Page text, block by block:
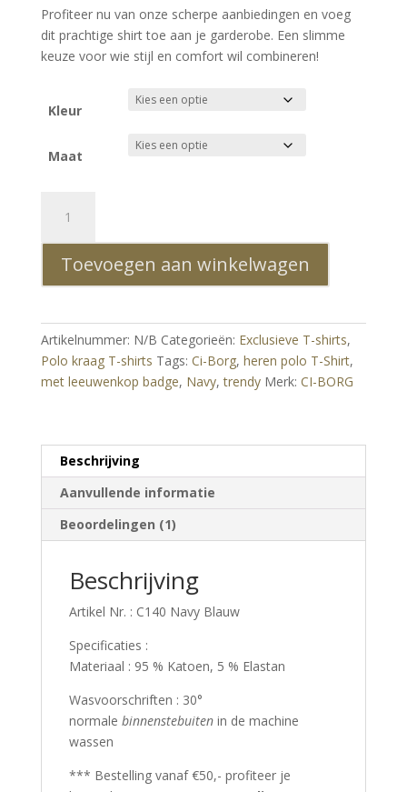
Profiteer nu van onze scherpe aanbiedingen en voeg
dit prachtige shirt toe aan je garderobe. Een slimme
keuze voor wie stijl en comfort wil combineren!
Kleur
Maat
Borg
Heren
Polo
T-
met
Leeuwenkop
Badge
–
aantal
Toevoegen aan winkelwagen
Artikelnummer: N/B Categorieën: Exclusieve T-shirts,
Polo kraag T-shirts Tags: Ci-Borg, heren polo T-Shirt,
met leeuwenkop badge, Navy,trendy Merk: CI-BORG
Beschrijving
Aanvullende informatie
Beoordelingen (1)
Beschrijving
Artikel Nr. : C140 Navy Blauw
Specificaties :
Materiaal : 95 % Katoen, 5 % Elastan
Wasvoorschriften : 30°
normale binnenstebuiten in de machine
wassen
*** Bestelling vanaf €50,- profiteer je